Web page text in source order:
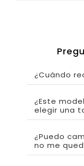
¿Cuándo
¿Este
elegir una
¿Puedo
no me